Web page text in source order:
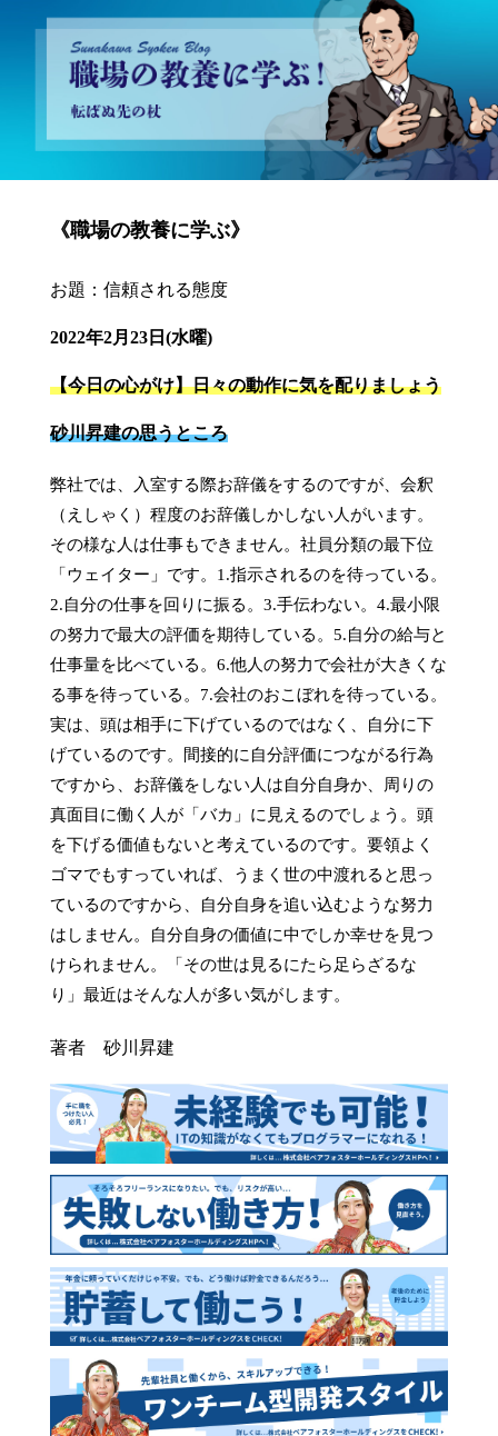
砂川昇建会長ブログ 職場の教養に学ぶ！～転ばぬ先の杖～
《職場の教養に学ぶ》
お題：信頼される態度
2022年2月23日(水曜)
【今日の心がけ】日々の動作に気を配りましょう
砂川昇建の思うところ
弊社では、入室する際お辞儀をするのですが、会釈
（えしゃく）程度のお辞儀しかしない人がいます。
その様な人は仕事もできません。社員分類の最下位
「ウェイター」です。1.指示されるのを待っている。
2.自分の仕事を回りに振る。3.手伝わない。4.最小限
の努力で最大の評価を期待している。5.自分の給与と
仕事量を比べている。6.他人の努力で会社が大きくな
る事を待っている。7.会社のおこぼれを待っている。
実は、頭は相手に下げているのではなく、自分に下
げているのです。間接的に自分評価につながる行為
ですから、お辞儀をしない人は自分自身か、周りの
真面目に働く人が「バカ」に見えるのでしょう。頭
を下げる価値もないと考えているのです。要領よく
ゴマでもすっていれば、うまく世の中渡れると思っ
ているのですから、自分自身を追い込むような努力
はしません。自分自身の価値に中でしか幸せを見つ
けられません。「その世は見るにたら足らざるな
り」最近はそんな人が多い気がします。
著者 砂川昇建